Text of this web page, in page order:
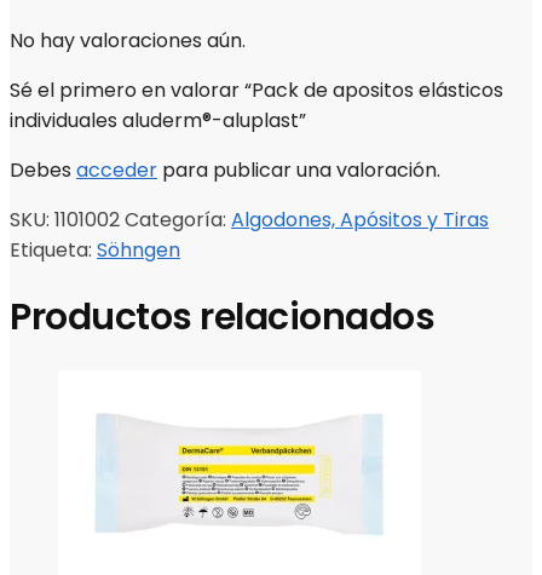
No hay valoraciones aún.
Sé el primero en valorar “Pack de apositos elásticos
individuales aluderm®-aluplast”
Debes acceder para publicar una valoración.
SKU: 1101002Categoría: Algodones, Apósitos y Tiras
Etiqueta: Söhngen
Productos relacionados